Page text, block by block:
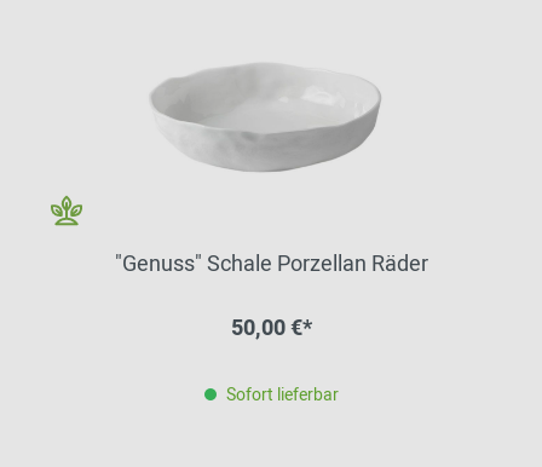
"Genuss" Schale Porzellan Räder
50,00 €*
Sofort lieferbar